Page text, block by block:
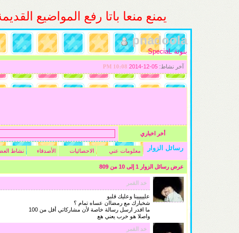
يمنع منعا باتا رفع المواضيع
pnadoola
بنوتة SpeciaL
آخر نشاط: 05-12-2014
10:08 PM
أخر اخباري
رسائل الزوار معلومات عني الاحصائيات الأصدقاء نشاط
عرض رسائل الزوار 1 إلى 10 من809
خد القمر
علييييينا وعليك قلبو
شخبارك مع رمضاان عساه تمام ؟
ما اقدر ارسل رسالة خاصة لأن مشاركاتي أقل من 100
واصلا هو خرب يعني هع
خد القمر